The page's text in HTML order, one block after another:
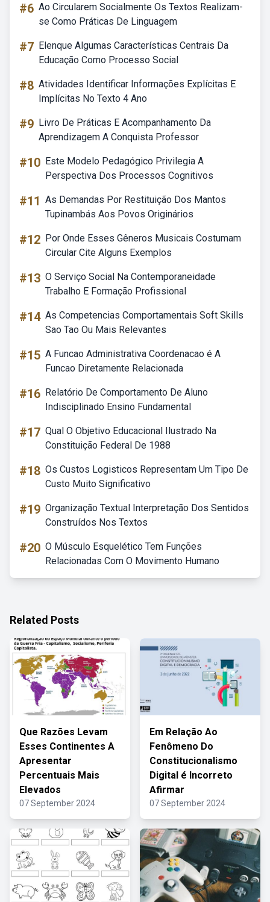
#6 Ao Circularem Socialmente Os Textos Realizam-
se Como Práticas De Linguagem
#7 Elenque Algumas Características Centrais Da
Educação Como Processo Social
#8 Atividades Identificar Informações Explícitas E
Implícitas No Texto 4 Ano
#9 Livro De Práticas E Acompanhamento Da
Aprendizagem A Conquista Professor
#10 Este Modelo Pedagógico Privilegia A
Perspectiva Dos Processos Cognitivos
#11 As Demandas Por Restituição Dos Mantos
Tupinambás Aos Povos Originários
#12 Por Onde Esses Gêneros Musicais Costumam
Circular Cite Alguns Exemplos
#13 O Serviço Social Na Contemporaneidade
Trabalho E Formação Profissional
#14 As Competencias Comportamentais Soft Skills
Sao Tao Ou Mais Relevantes
#15 A Funcao Administrativa Coordenacao é A
Funcao Diretamente Relacionada
#16 Relatório De Comportamento De Aluno
Indisciplinado Ensino Fundamental
#17 Qual O Objetivo Educacional Ilustrado Na
Constituição Federal De 1988
#18 Os Custos Logisticos Representam Um Tipo De
Custo Muito Significativo
#19 Organização Textual Interpretação Dos Sentidos
Construídos Nos Textos
#20 O Músculo Esquelético Tem Funções
Relacionadas Com O Movimento Humano
Related Posts
Que Razões Levam
Esses Continentes A
Apresentar
Percentuais Mais
Elevados
07 September 2024
Em Relação Ao
Fenômeno Do
Constitucionalismo
Digital é Incorreto
Afirmar
07 September 2024